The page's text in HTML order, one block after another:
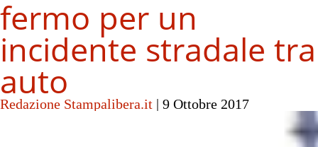
fermo per un
incidente stradale tra
auto
Redazione Stampalibera.it | 9 Ottobre 2017